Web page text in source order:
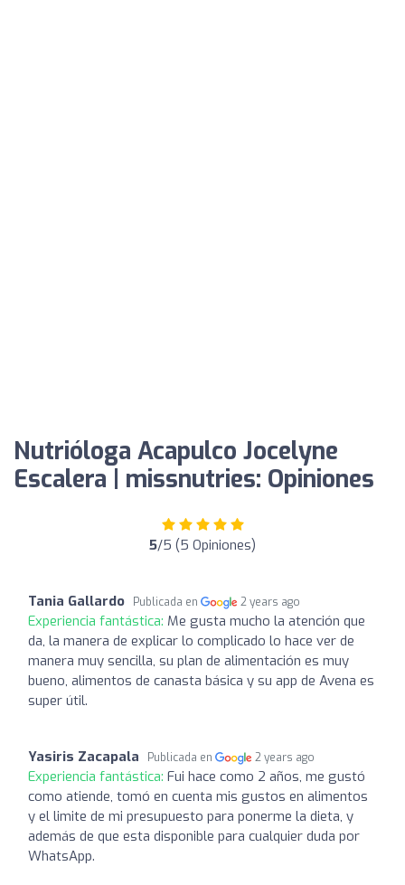
Nutrióloga Acapulco Jocelyne
Escalera | missnutries: Opiniones
5/5 (5 Opiniones)
Tania Gallardo Publicada en 2 years ago
Experiencia fantástica: Me gusta mucho la atención que
da, la manera de explicar lo complicado lo hace ver de
manera muy sencilla, su plan de alimentación es muy
bueno, alimentos de canasta básica y su app de Avena es
super útil.
Yasiris Zacapala Publicada en 2 years ago
Experiencia fantástica: Fui hace como 2 años, me gustó
como atiende, tomó en cuenta mis gustos en alimentos
y el limite de mi presupuesto para ponerme la dieta, y
además de que esta disponible para cualquier duda por
WhatsApp.